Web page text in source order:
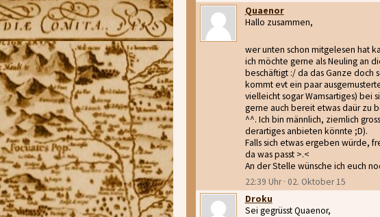
Quaenor
Hallo zusammen,
wer unten schon mitgelesen hat
ich möchte gerne als Neuling an
beschäftigt :/ da das Ganze doch
kommt evt ein paar
vielleicht sogar Wamsartiges) bei
gerne auch bereit etwas daür zu
^^. Ich bin männlich, ziemlich
derartiges anbieten könnte ;D).
Falls sich etwas ergeben würde,
da was passt >.<
An der Stelle wünsche ich euch
22:39 Uhr · 02. Oktober 15
Droku
Sei gegrüsst Quaenor,